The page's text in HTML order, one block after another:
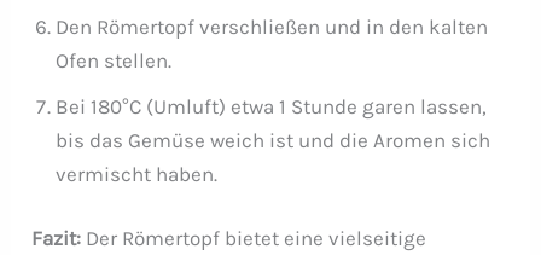
Den Römertopf verschließen und in den kalten
Ofen stellen.
Bei 180°C (Umluft) etwa 1 Stunde garen lassen,
bis das Gemüse weich ist und die Aromen sich
vermischt haben.
Fazit: Der Römertopf bietet eine vielseitige